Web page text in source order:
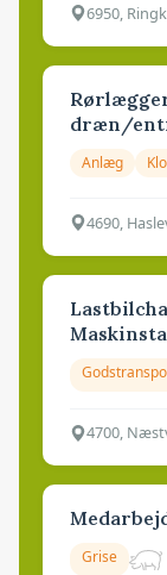
6950,
dræn/
Anlæg
4690,
4700,
Grise